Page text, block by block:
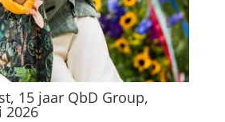
15 jaar QbD Group,
2026